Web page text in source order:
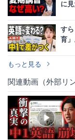
に
す
育
もっと見る
関連動画（外部リ